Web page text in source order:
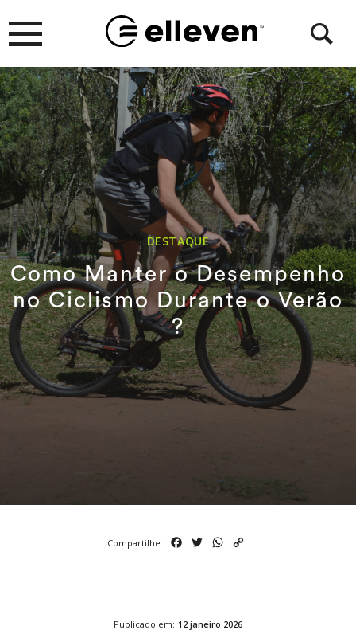
DESTAQUE
Como Manter o Desempenho
no Ciclismo Durante o Verão
?
Compartilhe: FacebookTwitterWhatsApp
Publicado em: 12 janeiro 2026